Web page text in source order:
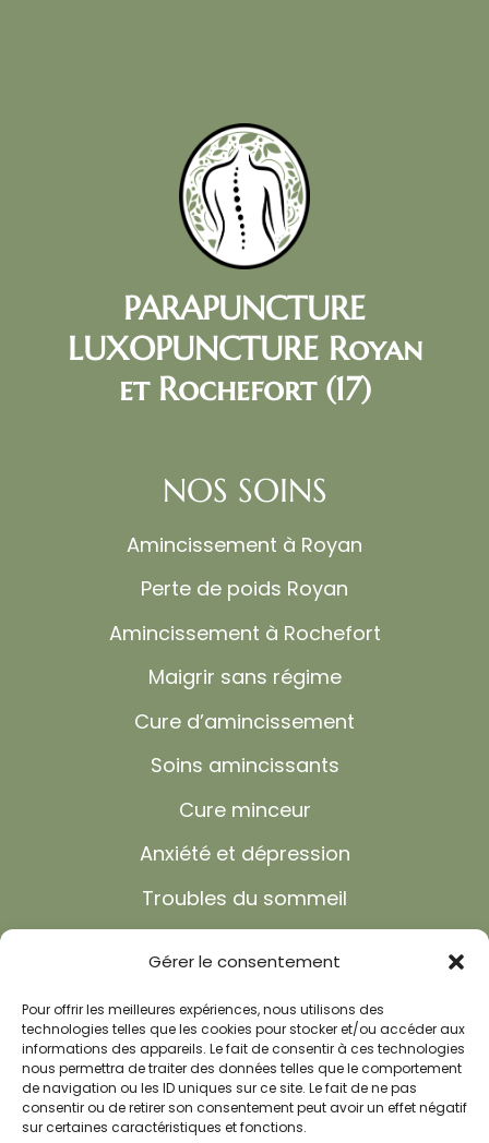
Gérer le consentement
Pour offrir les meilleures expériences, nous utilisons des
technologies telles que les cookies pour stocker et/ou accéder aux
informations des appareils. Le fait de consentir à ces technologies
nous permettra de traiter des données telles que le comportement
de navigation ou les ID uniques sur ce site. Le fait de ne pas
consentir ou de retirer son consentement peut avoir un effet négatif
sur certaines caractéristiques et fonctions.
PARAPUNCTURE
LUXOPUNCTURE Royan
et Rochefort (17)
NOS SOINS
Amincissement à Royan
Perte de poids Royan
Amincissement à Rochefort
Maigrir sans régime
Cure d’amincissement
Soins amincissants
Cure minceur
Anxiété et dépression
Troubles du sommeil
Recettes minceur
FAQ
Actualités